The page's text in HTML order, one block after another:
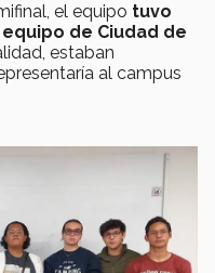
el equipo tuvo
de Ciudad de
estaban
al campus